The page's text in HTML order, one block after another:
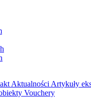
Aktualności Artykuły
Vouchery